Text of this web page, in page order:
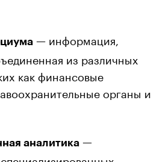
— информация,
из различных
как финансовые
органы и
аналитика —